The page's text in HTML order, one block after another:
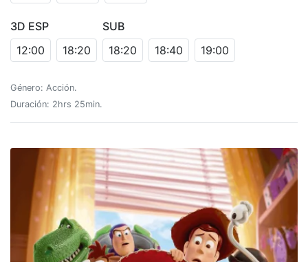
3D ESP
12:00
18:20
SUB
18:20
18:40 19:00
Género: Acción.
Duración: 2hrs 25min.